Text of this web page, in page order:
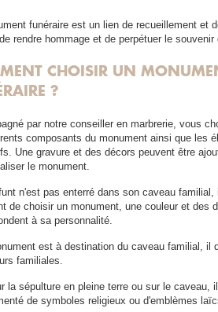
funéraire est un lien de recueillement et
de rendre hommage et de perpétuer le
CHOISIR UN
?
par notre conseiller en marbrerie, vous
composants du monument ainsi que les
Une gravure et des décors peuvent être
le monument.
n'est pas enterré dans son caveau familial,
de choisir un monument, une couleur et des
à sa personnalité.
est à destination du caveau familial, il
familiales.
la sépulture en pleine terre ou sur le caveau,
de symboles religieux ou d'emblèmes